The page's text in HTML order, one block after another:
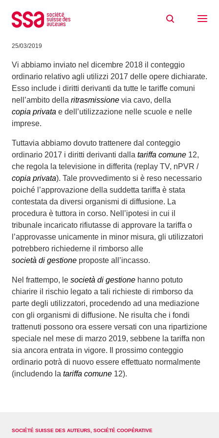
delle opere audiovisive
25/03/2019
Vi abbiamo inviato nel dicembre 2018 il conteggio
ordinario relativo agli utilizzi 2017 delle opere dichiarate.
Esso include i diritti derivanti da tutte le tariffe comuni
nell’ambito della ritrasmissione via cavo, della
copia privata e dell’utilizzazione nelle scuole e nelle
imprese.
Tuttavia abbiamo dovuto trattenere dal conteggio
ordinario 2017 i diritti derivanti dalla tariffa comune 12,
che regola la televisione in differita (replay TV, nPVR /
copia privata). Tale provvedimento si è reso necessario
poiché l’approvazione della suddetta tariffa è stata
contestata da diversi organismi di diffusione. La
procedura è tuttora in corso. Nell’ipotesi in cui il
tribunale incaricato rifiutasse di approvare la tariffa o
l’approvasse unicamente in minor misura, gli utilizzatori
potrebbero richiederne il rimborso alle
società di gestione proposte all’incasso.
Nel frattempo, le società di gestione hanno potuto
chiarire il rischio legato a tali richieste di rimborso da
parte degli utilizzatori, procedendo ad una mediazione
con gli organismi di diffusione. Ne risulta che i fondi
trattenuti possono ora essere versati con una ripartizione
speciale nel mese di marzo 2019, sebbene la tariffa non
sia ancora entrata in vigore. Il prossimo conteggio
ordinario potrà di nuovo essere effettuato normalmente
(includendo la tariffa comune 12).
SOCIÉTÉ SUISSE DES AUTEURS, SOCIÉTÉ COOPÉRATIVE